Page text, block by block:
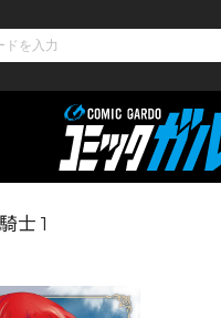
その他
コミックエッセイ
ゲーム
オーバーラップノベルスf
士 1